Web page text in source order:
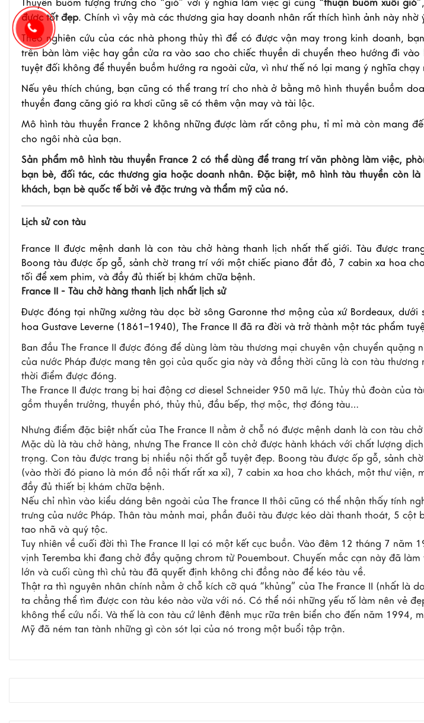
Thuyền buồm tượng trưng cho “gió” với ý nghĩa làm việc gì cũng “thuận buồm xuôi gió”
được tốt đẹp. Chính vì vậy mà các thương gia hay doanh nhân rất thích hình ảnh này
Theo nghiên cứu của các nhà phong thủy thì để có được vận may trong kinh doanh,
trên bàn làm việc hay gần cửa ra vào sao cho chiếc thuyền di chuyển theo hướng đi
tuyệt đối không để thuyền buồm hướng ra ngoài cửa, vì như thế nó lại mang ý nghĩa chạy
Nếu yêu thích chúng, bạn cũng có thể trang trí cho nhà ở bằng mô hình thuyền buồm
thuyền đang căng gió ra khơi cũng sẽ có thêm vận may và tài lộc.
Mô hình tàu thuyền France 2 không những được làm rất công phu, tỉ mỉ mà còn mang
cho ngôi nhà của bạn.
Sản phẩm mô hình tàu thuyền France 2 có thể dùng để trang trí văn phòng làm việc,
bạn bè, đối tác, các thương gia hoặc doanh nhân. Đặc biệt, mô hình tàu thuyền còn
khách, bạn bè quốc tế bởi vẻ đặc trưng và thẩm mỹ của nó.
Lịch sử con tàu
France II được mệnh danh là con tàu chở hàng thanh lịch nhất thế giới. Tàu được
Boong tàu được ốp gỗ, sảnh chờ trang trí với một chiếc piano đắt đỏ, 7 cabin xa hoa
tối để xem phim, và đầy đủ thiết bị khám chữa bệnh.
France II - Tàu chở hàng thanh lịch nhất lịch sử
Được đóng tại những xưởng tàu dọc bờ sông Garonne thơ mộng của xứ Bordeaux,
hoa Gustave Leverne (1861–1940), The France II đã ra đời và trở thành một tác phẩm
Ban đầu The France II được đóng để dùng làm tàu thương mại chuyên vận chuyển quặng
của nước Pháp được mang tên gọi của quốc gia này và đồng thời cũng là con tàu
thời điểm được đóng.
The France II được trang bị hai động cơ diesel Schneider 950 mã lực. Thủy thủ đoàn của
gồm thuyền trưởng, thuyền phó, thủy thủ, đầu bếp, thợ mộc, thợ đóng tàu…
Nhưng điểm đặc biệt nhất của The France II nằm ở chỗ nó được mệnh danh là con tàu
Mặc dù là tàu chở hàng, nhưng The France II còn chở được hành khách với chất lượng
trọng. Con tàu được trang bị nhiều nội thất gỗ tuyệt đẹp. Boong tàu được ốp gỗ, sảnh
(vào thời đó piano là món đồ nội thất rất xa xỉ), 7 cabin xa hoa cho khách, một thư viện,
đầy đủ thiết bị khám chữa bệnh.
Nếu chỉ nhìn vào kiểu dáng bên ngoài của The france II thôi cũng có thể nhận thấy tính
trưng của nước Pháp. Thân tàu mảnh mai, phần đuôi tàu được kéo dài thanh thoát, 5 cột
tao nhã và quý tộc.
Tuy nhiên về cuối đời thì The France II lại có một kết cục buồn. Vào đêm 12 tháng 7 năm
vịnh Teremba khi đang chở đầy quặng chrom từ Pouembout. Chuyến mắc cạn này đã
lớn và cuối cùng thì chủ tàu đã quyết định không chi đồng nào để kéo tàu về.
Thật ra thì nguyên nhân chính nằm ở chỗ kích cỡ quá “khủng” của The France II (nhất là
ta chẳng thể tìm được con tàu kéo nào vừa với nó. Có thể nói những yếu tố làm nên vẻ
không thể cứu nổi. Và thế là con tàu cứ lênh đênh mục rữa trên biển cho đến năm 1994,
Mỹ đã ném tan tành những gì còn sót lại của nó trong một buổi tập trận.